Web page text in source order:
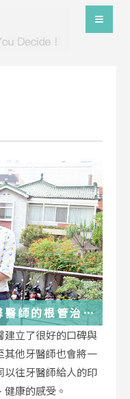
師的根管治療
建立了很好的口碑與
其他牙醫師也會將一
以往牙醫師給人的印
康的感受。